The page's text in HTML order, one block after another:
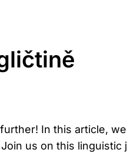
In this article,
us on this linguistic